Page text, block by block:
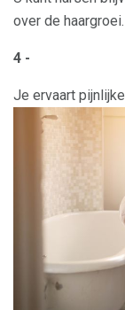
over de haargroei.
4 -
Je ervaart